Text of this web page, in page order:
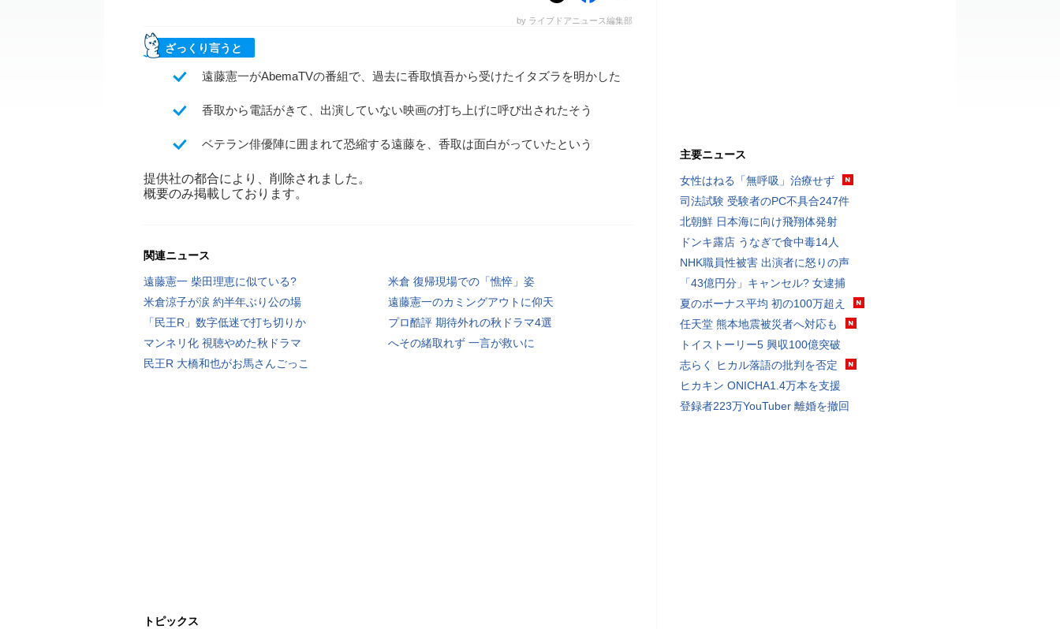
by ライブドアニュース編集部
ざっくり言うと
遠藤憲一がAbemaTVの番組で、過去に香取慎吾から受けたイタズラを明かした
香取から電話がきて、出演していない映画の打ち上げに呼び出されたそう
ベテラン俳優陣に囲まれて恐縮する遠藤を、香取は面白がっていたという
提供社の都合により、削除されました。
概要のみ掲載しております。
関連ニュース
遠藤憲一 柴田理恵に似ている?
米倉 復帰現場での「憔悴」姿
米倉涼子が涙 約半年ぶり公の場
遠藤憲一のカミングアウトに仰天
「民王R」数字低迷で打ち切りか
プロ酷評 期待外れの秋ドラマ4選
マンネリ化 視聴やめた秋ドラマ
へその緒取れず 一言が救いに
民王R 大橋和也がお馬さんごっこ
トピックス
主要ニュース
女性はねる「無呼吸」治療せず
司法試験 受験者のPC不具合247件
北朝鮮 日本海に向け飛翔体発射
ドンキ露店 うなぎで食中毒14人
NHK職員性被害 出演者に怒りの声
「43億円分」キャンセル? 女逮捕
夏のボーナス平均 初の100万超え
任天堂 熊本地震被災者へ対応も
トイストーリー5 興収100億突破
志らく ヒカル落語の批判を否定
ヒカキン ONICHA1.4万本を支援
登録者223万YouTuber 離婚を撤回